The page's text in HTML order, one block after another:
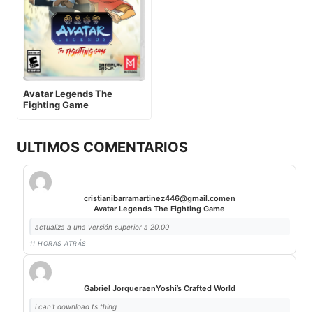
Avatar Legends The
Fighting Game
ULTIMOS COMENTARIOS
cristianibarramartinez446@gmail.comen
Avatar Legends The Fighting Game
actualiza a una versión superior a 20.00
11 HORAS ATRÁS
Gabriel JorqueraenYoshi’s Crafted World
i can't download ts thing